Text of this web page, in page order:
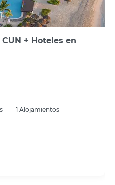
CUN + Hoteles en
1 Alojamientos